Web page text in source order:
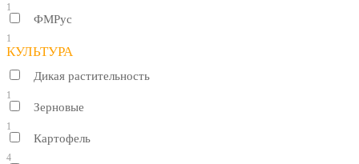
1
ФМРус
1
КУЛЬТУРА
Дикая растительность
1
Зерновые
1
Картофель
4